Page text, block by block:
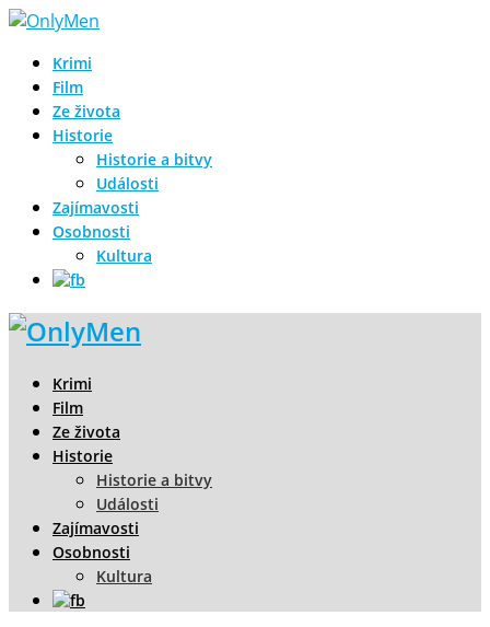
Krimi
Film
Ze života
Historie
Historie a bitvy
Události
Zajímavosti
Osobnosti
Kultura
Krimi
Film
Ze života
Historie
Historie a bitvy
Události
Zajímavosti
Osobnosti
Kultura